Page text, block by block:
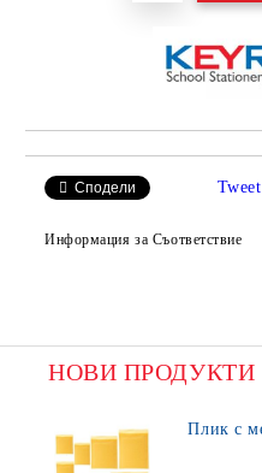
Сподели Tweet
Информация за Съответствие
НОВИ ПРОДУКТИ